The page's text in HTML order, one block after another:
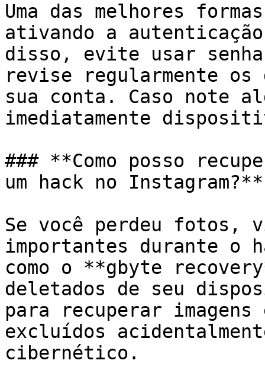
Uma das melhores
ativando a
disso, evite usar
revise regularmente
sua conta. Caso note
imediatamente
### **Como posso
um hack no Instagram?**
Se você perdeu fotos,
importantes durante o
como o **gbyte
deletados de seu
para recuperar
excluídos
cibernético.